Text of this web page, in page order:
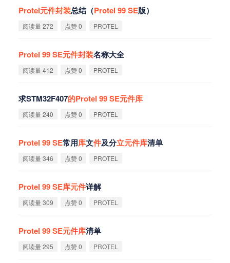
Protel元件封装总结（Protel 99SE版）
阅读量 272 点赞 0 PROTEL
Protel 99SE元件封装名称大全
阅读量 412 点赞 0 PROTEL
求STM32F407的Protel 99SE元件库
阅读量 240 点赞 0 PROTEL
Protel 99SE常用库文件及分立元件库清单
阅读量 346 点赞 0 PROTEL
Protel 99SE库元件详解
阅读量 309 点赞 0 PROTEL
Protel 99SE元件库清单
阅读量 295 点赞 0 PROTEL